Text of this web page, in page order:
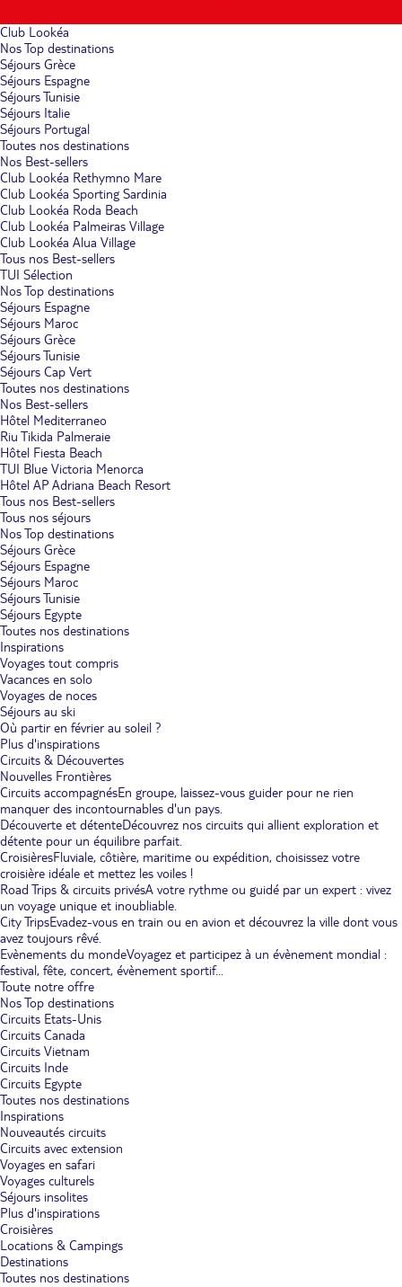
Club Lookéa
Nos Top destinations
Séjours Grèce
Séjours Espagne
Séjours Tunisie
Séjours Italie
Séjours Portugal
Toutes nos destinations
Nos Best-sellers
Club Lookéa Rethymno Mare
Club Lookéa Sporting Sardinia
Club Lookéa Roda Beach
Club Lookéa Palmeiras Village
Club Lookéa Alua Village
Tous nos Best-sellers
TUI Sélection
Nos Top destinations
Séjours Espagne
Séjours Maroc
Séjours Grèce
Séjours Tunisie
Séjours Cap Vert
Toutes nos destinations
Nos Best-sellers
Hôtel Mediterraneo
Riu Tikida Palmeraie
Hôtel Fiesta Beach
TUI Blue Victoria Menorca
Hôtel AP Adriana Beach Resort
Tous nos Best-sellers
Tous nos séjours
Nos Top destinations
Séjours Grèce
Séjours Espagne
Séjours Maroc
Séjours Tunisie
Séjours Egypte
Toutes nos destinations
Inspirations
Voyages tout compris
Vacances en solo
Voyages de noces
Séjours au ski
Où partir en février au soleil ?
Plus d'inspirations
Circuits & Découvertes
Nouvelles Frontières
Circuits accompagnésEn groupe, laissez-vous guider pour ne rien
manquer des incontournables d'un pays.
Découverte et détenteDécouvrez nos circuits qui allient exploration et
détente pour un équilibre parfait.
CroisièresFluviale, côtière, maritime ou expédition, choisissez votre
croisière idéale et mettez les voiles !
Road Trips & circuits privésA votre rythme ou guidé par un expert : vivez
un voyage unique et inoubliable.
City TripsEvadez-vous en train ou en avion et découvrez la ville dont vous
avez toujours rêvé.
Evènements du mondeVoyagez et participez à un évènement mondial :
festival, fête, concert, évènement sportif...
Toute notre offre
Nos Top destinations
Circuits Etats-Unis
Circuits Canada
Circuits Vietnam
Circuits Inde
Circuits Egypte
Toutes nos destinations
Inspirations
Nouveautés circuits
Circuits avec extension
Voyages en safari
Voyages culturels
Séjours insolites
Plus d'inspirations
Croisières
Locations & Campings
Destinations
Toutes nos destinations